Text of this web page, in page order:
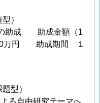
）
の助成 助成金額（1
万円 助成期間 １
型）
る自由研究テーマへ